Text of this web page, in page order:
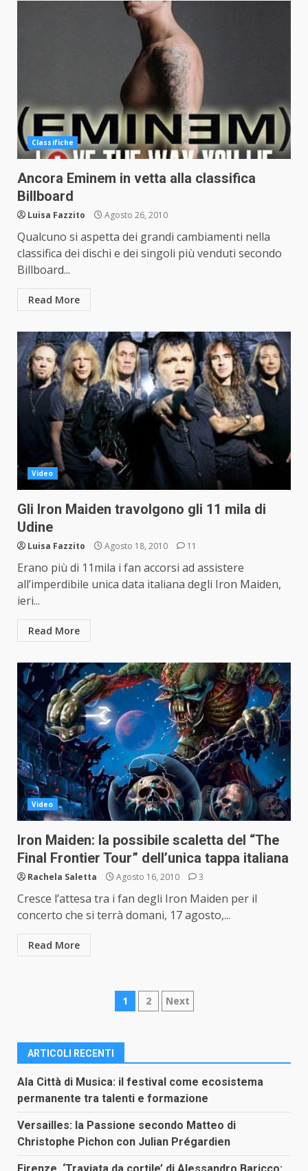
Classifiche
Ancora Eminem in vetta alla classifica
Billboard
Luisa Fazzito Agosto 26, 2010
Qualcuno si aspetta dei grandi cambiamenti nella
classifica dei dischi e dei singoli più venduti secondo
Billboard...
Read More
Video
Gli Iron Maiden travolgono gli 11 mila di
Udine
Luisa Fazzito Agosto 18, 2010 11
Erano più di 11mila i fan accorsi ad assistere
all’imperdibile unica data italiana degli Iron Maiden,
ieri...
Read More
Video
Iron Maiden: la possibile scaletta del “The
Final Frontier Tour” dell’unica tappa italiana
Rachela Saletta Agosto 16, 2010 3
Cresce l’attesa tra i fan degli Iron Maiden per il
concerto che si terrà domani, 17 agosto,...
Read More
Paginazione
articoli
1 2 Next
ARTICOLI RECENTI
Ala Città di Musica: il festival come ecosistema
permanente tra talenti e formazione
Versailles: la Passione secondo Matteo di
Christophe Pichon con Julian Prégardien